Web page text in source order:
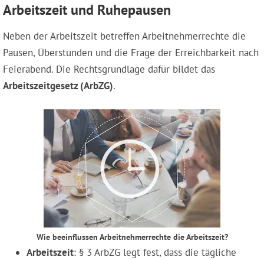
Arbeitszeit und Ruhepausen
Neben der Arbeitszeit betreffen Arbeitnehmerrechte die
Pausen, Überstunden und die Frage der Erreichbarkeit nach
Feierabend. Die Rechtsgrundlage dafür bildet das
Arbeitszeitgesetz (ArbZG).
Wie beeinflussen Arbeitnehmerrechte die Arbeitszeit?
Arbeitszeit: § 3 ArbZG legt fest, dass die tägliche